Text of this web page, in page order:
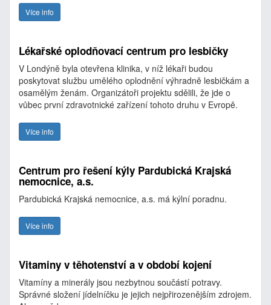
Více info
Lékařské oplodňovací centrum pro lesbičky
V Londýně byla otevřena klinika, v níž lékaři budou
poskytovat službu umělého oplodnění výhradně lesbičkám a
osamělým ženám. Organizátoři projektu sdělili, že jde o
vůbec první zdravotnické zařízení tohoto druhu v Evropě.
Více info
Centrum pro řešení kýly Pardubická Krajská
nemocnice, a.s.
Pardubická Krajská nemocnice, a.s. má kýlní poradnu.
Více info
Vitaminy v těhotenství a v období kojení
Vitamíny a minerály jsou nezbytnou součástí potravy.
Správné složení jídelníčku je jejich nejpřirozenějším zdrojem.